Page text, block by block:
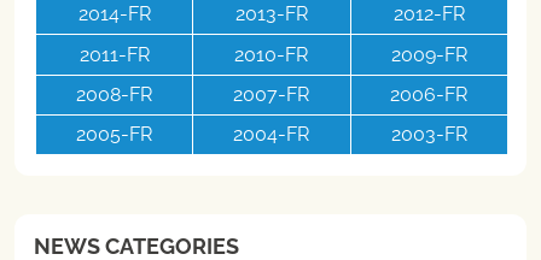
2014-FR
2013-FR
2012-FR
2011-FR
2010-FR
2009-FR
2008-FR
2007-FR
2006-FR
2005-FR
2004-FR 2003-FR
NEWS CATEGORIES